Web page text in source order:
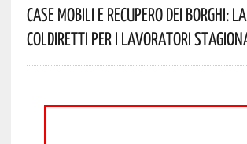
Case Mobili E Recupero Dei Borghi:
Coldiretti Per I Lavoratori